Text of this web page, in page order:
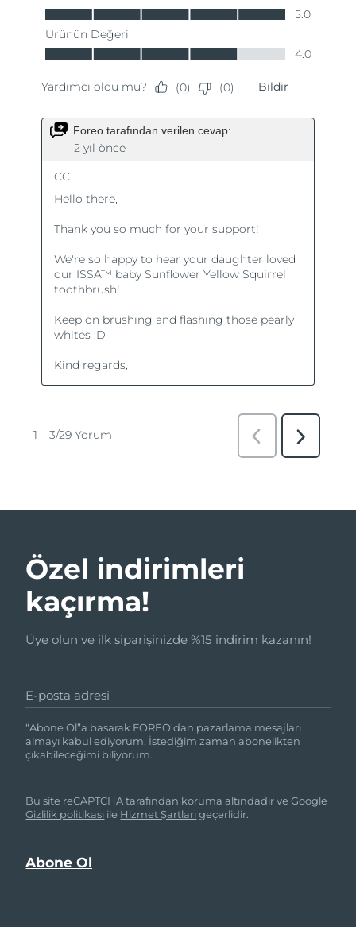
Özel indirimleri
kaçırma!
Üye olun ve ilk siparişinizde %15 indirim kazanın!
E-posta adresi
“Abone Ol”a basarak FOREO'dan pazarlama mesajları
almayı kabul ediyorum. İstediğim zaman abonelikten
çıkabileceğimi biliyorum.
Bu site reCAPTCHA tarafından koruma altındadır ve Google
Gizlilik politikası ile Hizmet Şartlarıgeçerlidir.